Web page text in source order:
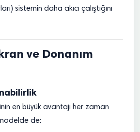
sistemin daha akıcı çalıştığını
ve Donanım
en büyük avantajı her zaman
de: